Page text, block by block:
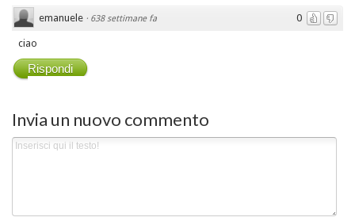
0
emanuele · 638 settimane fa
ciao
Rispondi
Invia un nuovo commento